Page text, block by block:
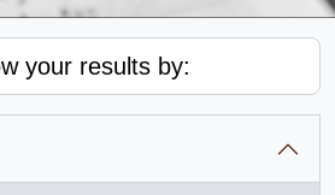
your results by: